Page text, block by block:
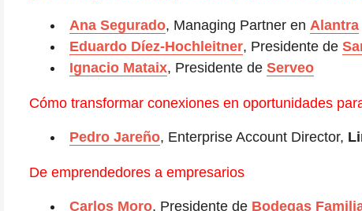
Ana Segurado, Managing Partner en Alantra
Eduardo Díez-Hochleitner, Presidente de
Ignacio Mataix, Presidente de Serveo
Cómo transformar conexiones en oportunidades
Pedro Jareño, Enterprise Account Director,
De emprendedores a empresarios
Carlos Moro, Presidente de Bodegas